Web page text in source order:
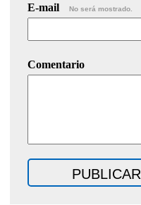
E-mail No será mostrado.
Comentario